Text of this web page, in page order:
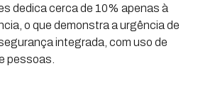
dedica cerca de 10% apenas à
o que demonstra a urgência de
integrada, com uso de
pessoas.